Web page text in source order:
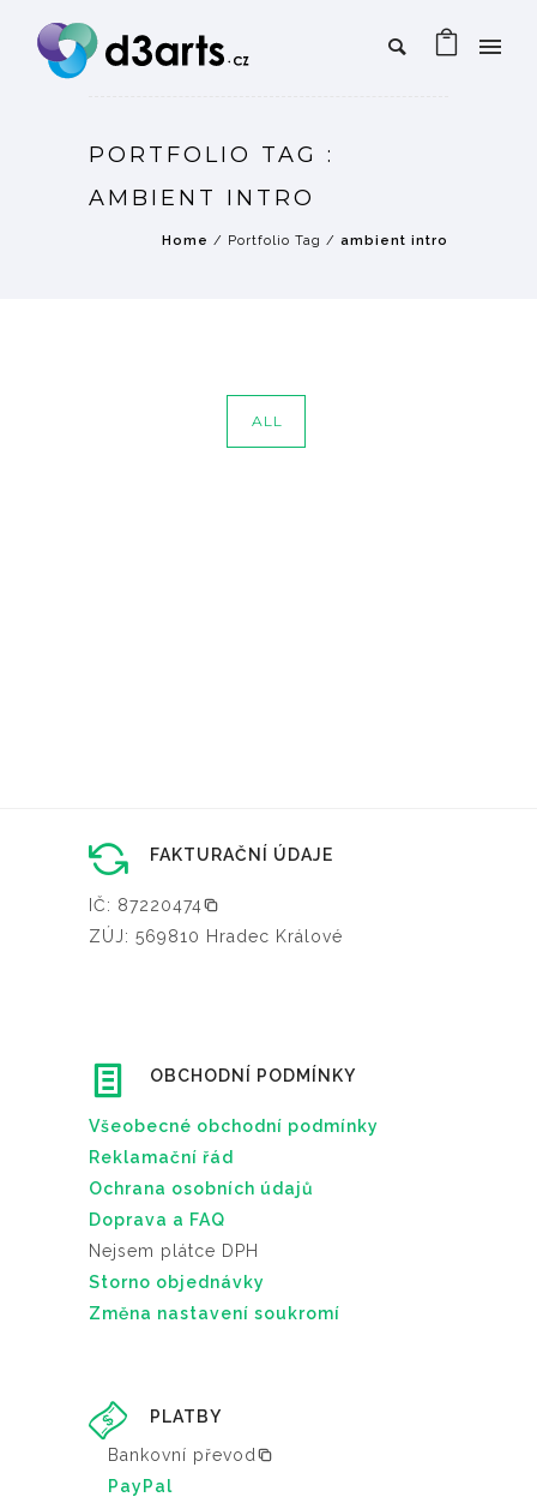
PORTFOLIO TAG :
AMBIENT INTRO
Home / Portfolio Tag / ambient intro
ALL
FAKTURAČNÍ ÚDAJE
IČ: 87220474
ZÚJ: 569810 Hradec Králové
OBCHODNÍ PODMÍNKY
Všeobecné obchodní podmínky
Reklamační řád
Ochrana osobních údajů
Doprava a FAQ
Nejsem plátce DPH
Storno objednávky
Změna nastavení soukromí
PLATBY
Bankovní převod
PayPal